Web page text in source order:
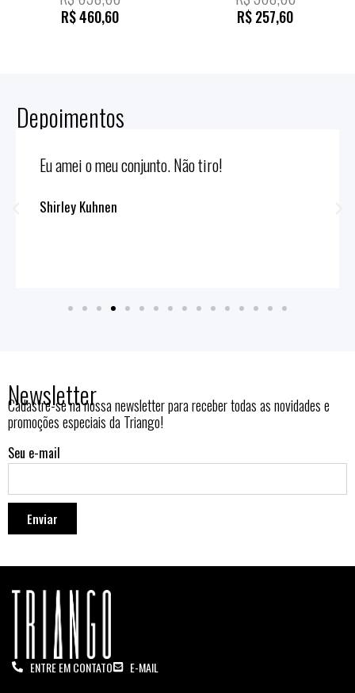
R$460,60 R$257,60
Depoimentos
Eu amei o meu conjunto. Não tiro!
Shirley Kuhnen
Newsletter
Cadastre-se na nossa newsletter para receber todas as novidades e
promoções especiais da Triango!
Seu e-mail
Enviar
ENTRE EM CONTATO E-MAIL